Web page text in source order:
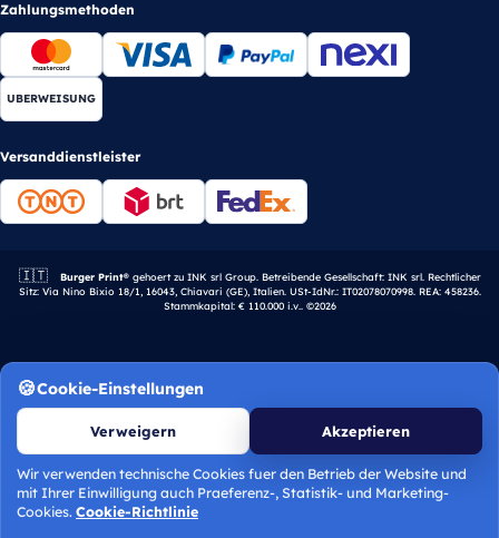
Zahlungsmethoden
UBERWEISUNG
Versanddienstleister
🇮🇹 Italienisches Unternehmen.
Burger Print®gehoert zu INK srl Group. Betreibende Gesellschaft: INK srl. Rechtlicher
Sitz: Via Nino Bixio 18/1, 16043, Chiavari (GE), Italien. USt-IdNr.: IT02078070998. REA: 458236.
Stammkapital: € 110.000 i.v.. ©2026
Cookie-Einstellungen
Verweigern Akzeptieren
Wir verwenden technische Cookies fuer den Betrieb der Website und
mit Ihrer Einwilligung auch Praeferenz-, Statistik- und Marketing-
Cookies. Cookie-RichtlinieAngebot berechnen